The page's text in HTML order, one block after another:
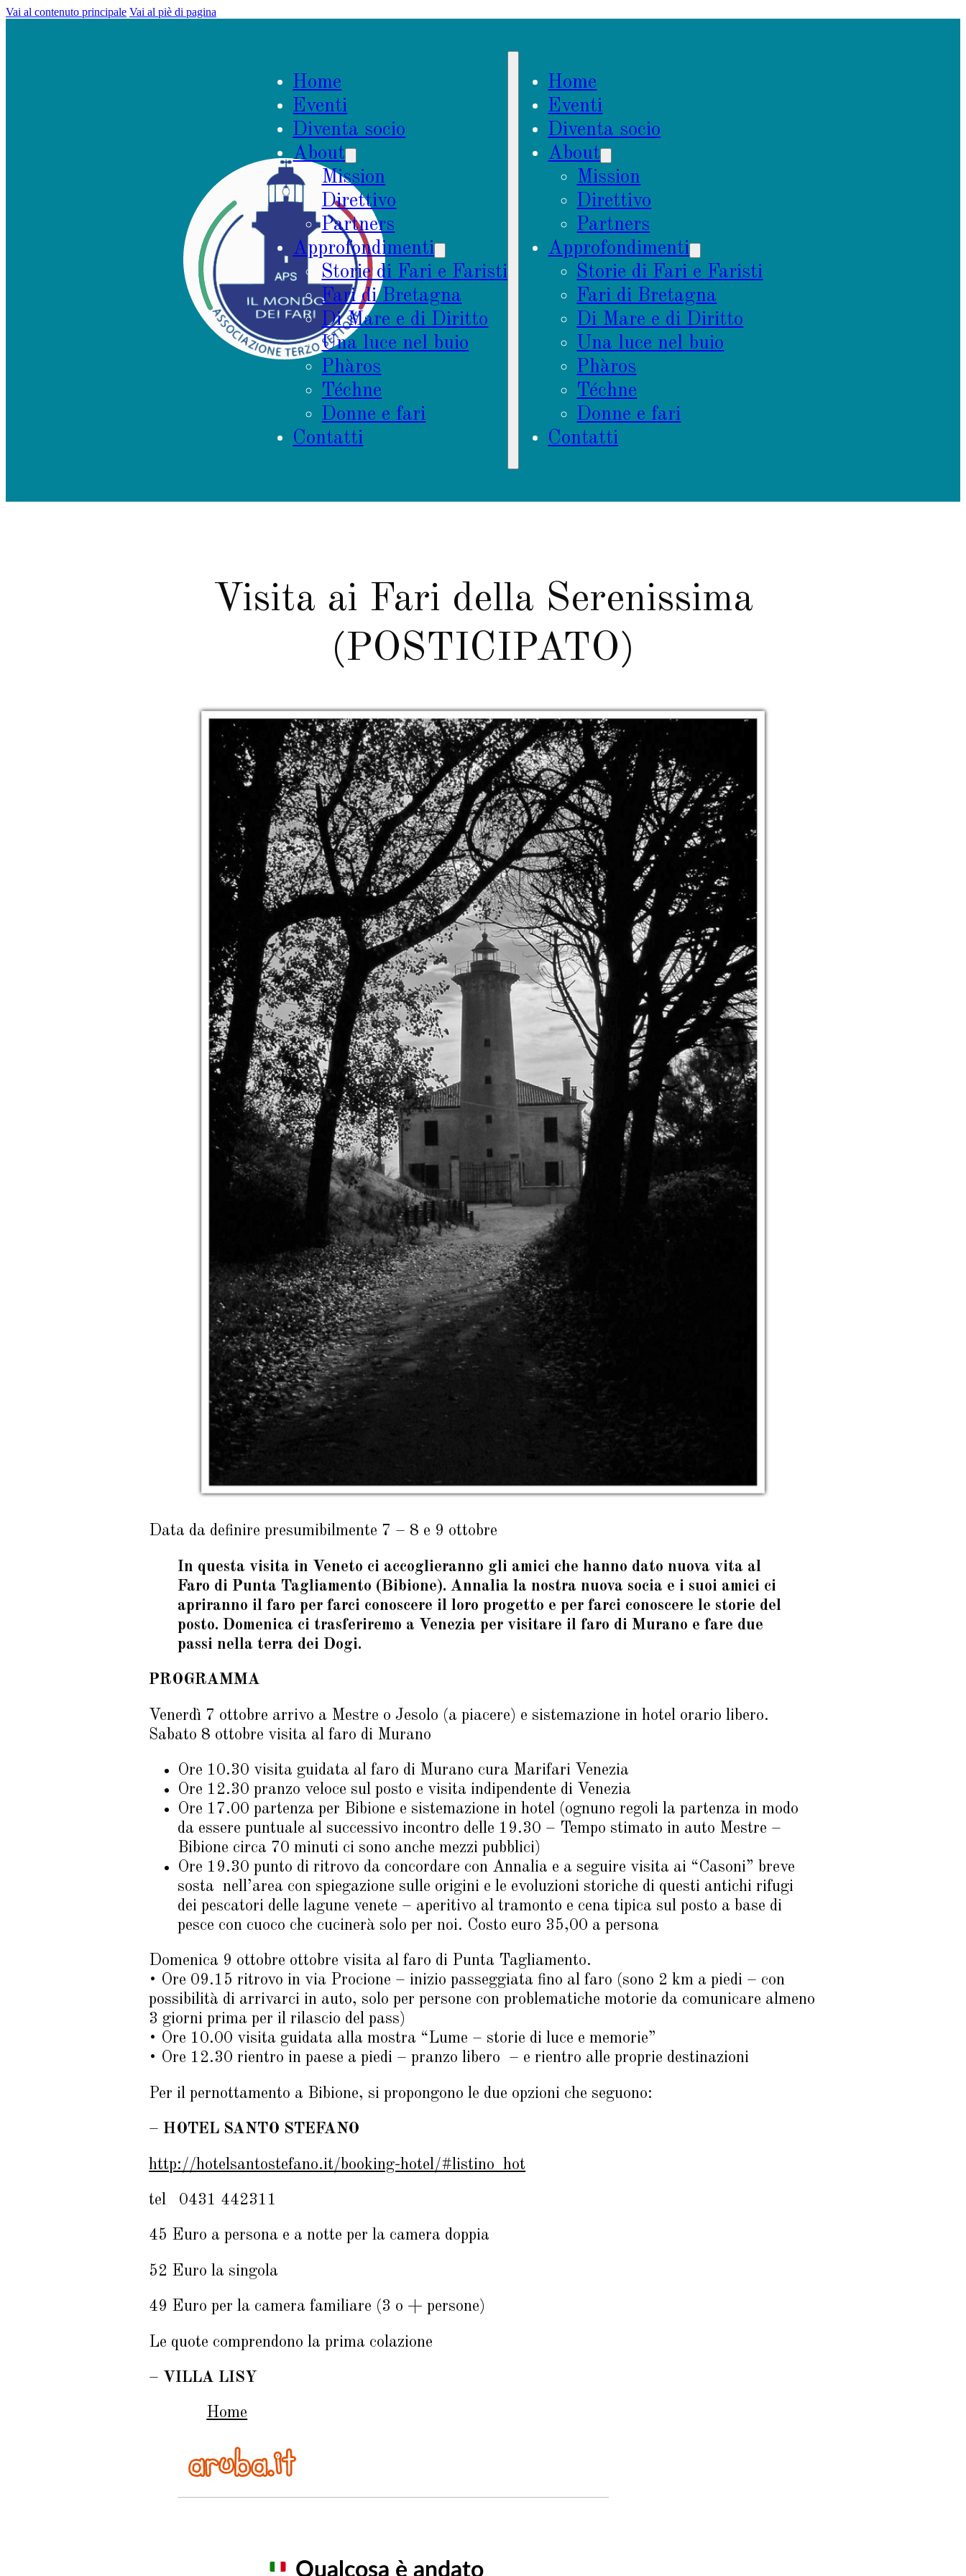
Vai al contenuto principale Vai al piè di pagina
Home
Eventi
Diventa socio
About
Mission
Direttivo
Partners
Approfondimenti
Storie di Fari e Faristi
Fari di Bretagna
Di Mare e di Diritto
Una luce nel buio
Phàros
Téchne
Donne e fari
Contatti
Home
Eventi
Diventa socio
About
Mission
Direttivo
Partners
Approfondimenti
Storie di Fari e Faristi
Fari di Bretagna
Di Mare e di Diritto
Una luce nel buio
Phàros
Téchne
Donne e fari
Contatti
Visita ai Fari della Serenissima
(POSTICIPATO)
Data da definire presumibilmente 7 – 8 e 9 ottobre
In questa visita in Veneto ci accoglieranno gli amici che hanno dato nuova vita al
Faro di Punta Tagliamento (Bibione). Annalia la nostra nuova socia e i suoi amici ci
apriranno il faro per farci conoscere il loro progetto e per farci conoscere le storie del
posto. Domenica ci trasferiremo a Venezia per visitare il faro di Murano e fare due
passi nella terra dei Dogi.
PROGRAMMA
Venerdì 7 ottobre arrivo a Mestre o Jesolo (a piacere) e sistemazione in hotel orario libero.
Sabato 8 ottobre visita al faro di Murano
Ore 10.30 visita guidata al faro di Murano cura Marifari Venezia
Ore 12.30 pranzo veloce sul posto e visita indipendente di Venezia
Ore 17.00 partenza per Bibione e sistemazione in hotel (ognuno regoli la partenza in modo
da essere puntuale al successivo incontro delle 19.30 – Tempo stimato in auto Mestre –
Bibione circa 70 minuti ci sono anche mezzi pubblici)
Ore 19.30 punto di ritrovo da concordare con Annalia e a seguire visita ai “Casoni” breve
sosta nell’area con spiegazione sulle origini e le evoluzioni storiche di questi antichi rifugi
dei pescatori delle lagune venete – aperitivo al tramonto e cena tipica sul posto a base di
pesce con cuoco che cucinerà solo per noi. Costo euro 35,00 a persona
Domenica 9 ottobre ottobre visita al faro di Punta Tagliamento.
• Ore 09.15 ritrovo in via Procione – inizio passeggiata fino al faro (sono 2 km a piedi – con
possibilità di arrivarci in auto, solo per persone con problematiche motorie da comunicare almeno
3 giorni prima per il rilascio del pass)
• Ore 10.00 visita guidata alla mostra “Lume – storie di luce e memorie”
• Ore 12.30 rientro in paese a piedi – pranzo libero – e rientro alle proprie destinazioni
Per il pernottamento a Bibione, si propongono le due opzioni che seguono:
– HOTEL SANTO STEFANO
http://hotelsantostefano.it/booking-hotel/#listino_hot
tel 0431 442311
45 Euro a persona e a notte per la camera doppia
52 Euro la singola
49 Euro per la camera familiare (3 o + persone)
Le quote comprendono la prima colazione
– VILLA LISY
Home